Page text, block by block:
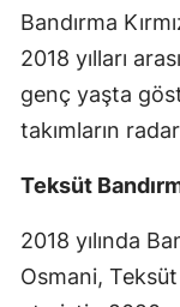
Bandırma
2018 yılları
genç yaşta
takımların
Teksüt
2018 yılında
Osmani,